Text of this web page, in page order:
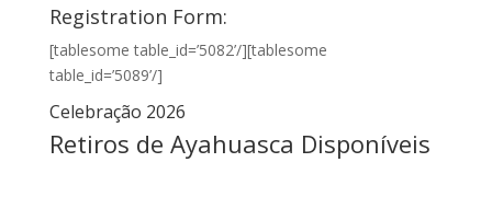
Registration Form:
[tablesome table_id=’5082’/][tablesome
table_id=’5089’/]
Celebração 2026
Retiros de Ayahuasca Disponíveis